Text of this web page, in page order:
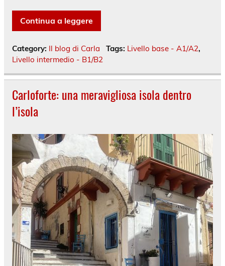
Continua a leggere
Category: Il blog di Carla Tags: Livello base - A1/A2,
Livello intermedio - B1/B2
Carloforte: una meravigliosa isola dentro
l’isola